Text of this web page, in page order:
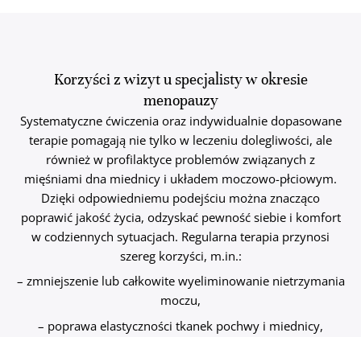
Korzyści z wizyt u specjalisty w okresie
menopauzy
Systematyczne ćwiczenia oraz indywidualnie dopasowane
terapie pomagają nie tylko w leczeniu dolegliwości, ale
również w profilaktyce problemów związanych z
mięśniami dna miednicy i układem moczowo-płciowym.
Dzięki odpowiedniemu podejściu można znacząco
poprawić jakość życia, odzyskać pewność siebie i komfort
w codziennych sytuacjach. Regularna terapia przynosi
szereg korzyści, m.in.:
– zmniejszenie lub całkowite wyeliminowanie nietrzymania
moczu,
– poprawa elastyczności tkanek pochwy i miednicy,